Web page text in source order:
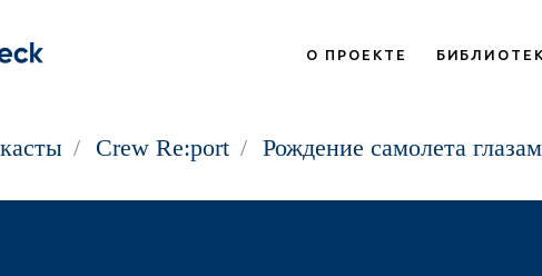
О ПРОЕКТЕ
/ Crew Re:port / Рождение самолета